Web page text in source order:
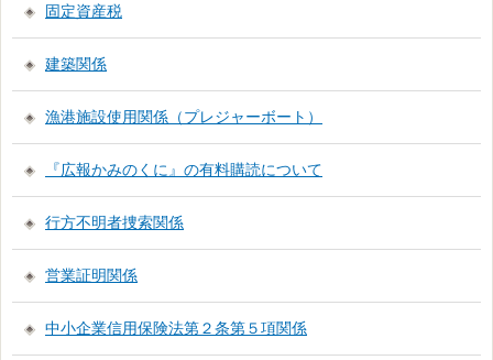
固定資産税
建築関係
漁港施設使用関係（プレジャーボート）
『広報かみのくに』の有料購読について
行方不明者捜索関係
営業証明関係
中小企業信用保険法第２条第５項関係